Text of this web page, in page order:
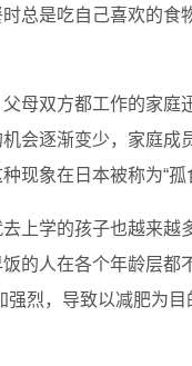
时总是吃自己喜欢的食
母双方都工作的家庭
会逐渐变少，家庭成
现象在日本被称为“孤
上学的孩子也越来越
的人在各个年龄层都
强烈，导致以减肥为